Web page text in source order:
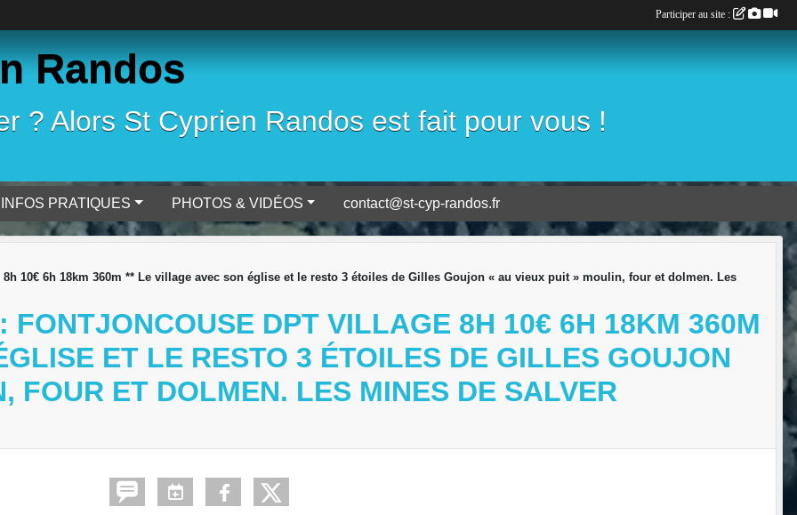
Randos
? Alors St Cyprien Randos est fait pour vous !
INFOS PRATIQUES PHOTOS & VIDÉOS contact@st-cyp-randos.fr
10€ 6h 18km 360m ** Le village avec son église et le resto 3 étoiles de Gilles Goujon « au vieux puit » moulin, four et dolmen. Les
FONTJONCOUSE DPT VILLAGE 8H 10€ 6H 18KM 360M
ET LE RESTO 3 ÉTOILES DE GILLES GOUJON
FOUR ET DOLMEN. LES MINES DE SALVER
Participer au site :